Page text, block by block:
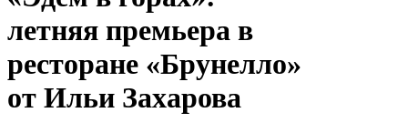
летняя премьера в
ресторане «Брунелло»
от Ильи Захарова